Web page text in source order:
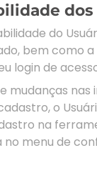
dos
do
bem como a
login de
mudanças nas
o
na
no menu de